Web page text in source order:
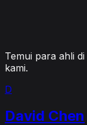
Temui para ahli
kami.
D
David Chen